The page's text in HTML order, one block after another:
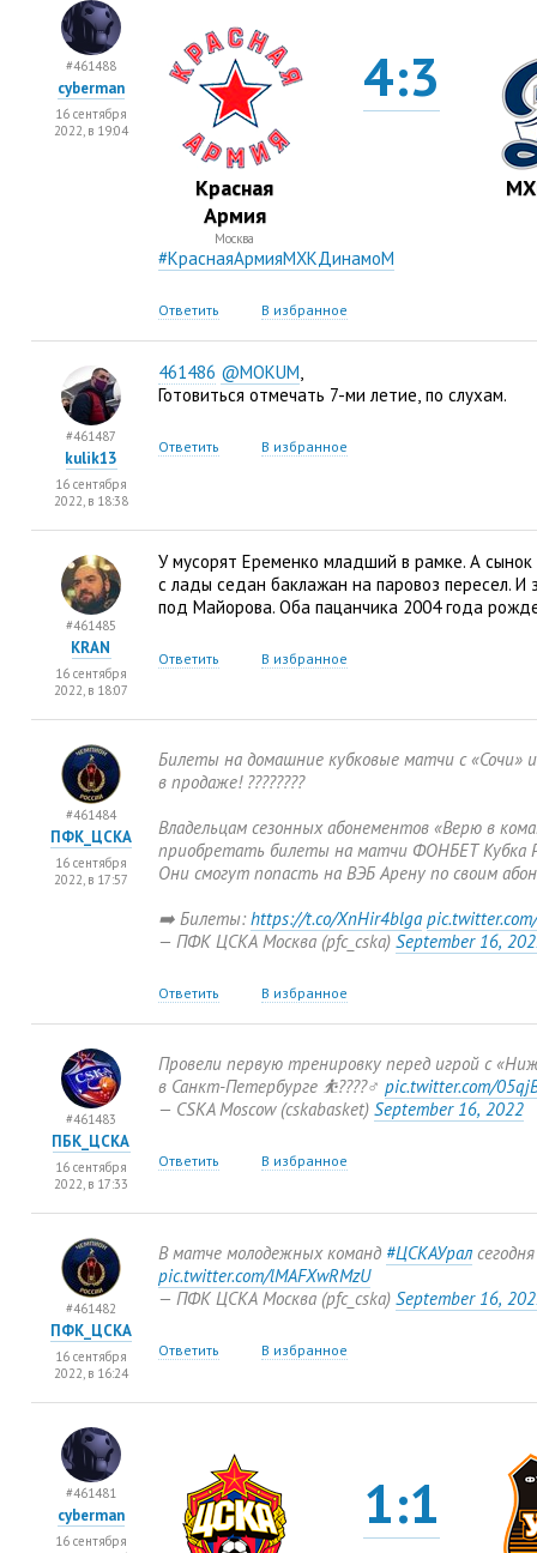
Красная
Армия
Москва
4:3
#КраснаяАрмияМХКДинамоМ
Ответить В избранное
#461488
cyberman
16 сентября
2022, в 19:04
461486 @MOKUM,
Готовиться отмечать 7-ми летие, по слухам.
Ответить В избранное
#461487
kulik13
16 сентября
2022, в 18:38
У мусорят Еременко младший в рамке. А
с лады седан баклажан на паровоз пересел. И
под Майорова. Оба пацанчика 2004 года
Ответить В избранное
#461485
KRAN
16 сентября
2022, в 18:07
Билеты на домашние кубковые матчи с «Сочи»
в продаже! ????????
Владельцам сезонных абонементов «Верю в
приобретать билеты на матчи ФОНБЕТ Кубка
Они смогут попасть на ВЭБ Арену по своим
➡️ Билеты: https://t.co/XnHir4blga
— ПФК ЦСКА Москва (pfc_cska) September 16,
Ответить В избранное
#461484
ПФК_ЦСКА
16 сентября
2022, в 17:57
Провели первую тренировку перед игрой с
в Санкт-Петербурге ⛹????‍♂️ pic.twitter.com/
— CSKA Moscow (cskabasket) September 16, 2022
Ответить В избранное
#461483
ПБК_ЦСКА
16 сентября
2022, в 17:33
В матче молодежных команд #ЦСКАУрал
pic.twitter.com/lMAFXwRMzU
— ПФК ЦСКА Москва (pfc_cska) September 16,
Ответить В избранное
#461482
ПФК_ЦСКА
16 сентября
2022, в 16:24
1:1
#461481
cyberman
16 сентября